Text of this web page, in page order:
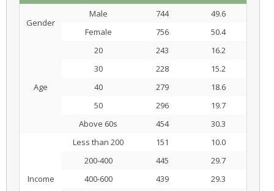
Gender
Male 744
49.6
Female
756 50.4
Age
20 243
16.2
30
228
15.2
40
279
18.6
50
296
19.7
Above 60s
454 30.3
Income
Less than 200 151
10.0
200-400
445
29.7
400-600
439
29.3